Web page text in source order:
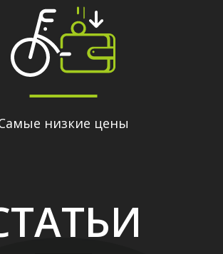
низкие цены